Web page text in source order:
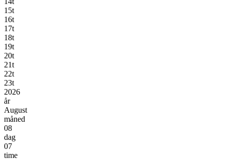
15t
16t
17t
18t
19t
20t
21t
22t
23t
2026
år
August
måned
08
dag
07
time